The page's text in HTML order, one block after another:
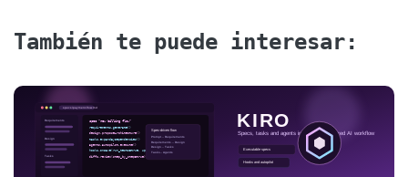
También te puede interesar: